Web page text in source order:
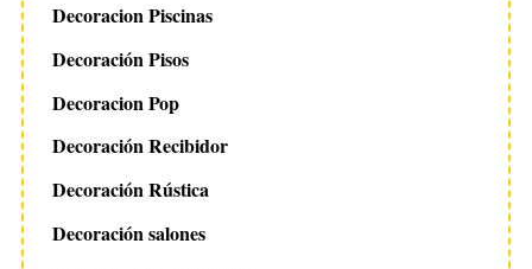
Decoracion Piscinas
Decoración Pisos
Decoracion Pop
Decoración Recibidor
Decoración Rústica
Decoración salones